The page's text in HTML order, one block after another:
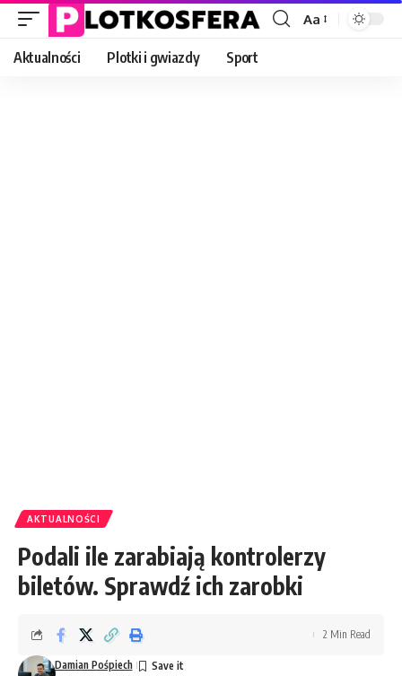
Font
Aa
Aktualności Plotki i gwiazdy Sport
AKTUALNOŚCI
Podali ile zarabiają kontrolerzy
biletów. Sprawdź ich zarobki
Damian Pośpiech
2 Min Read